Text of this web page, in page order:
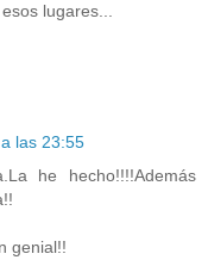
lugares...
las 23:55
he hecho!!!!Además
genial!!